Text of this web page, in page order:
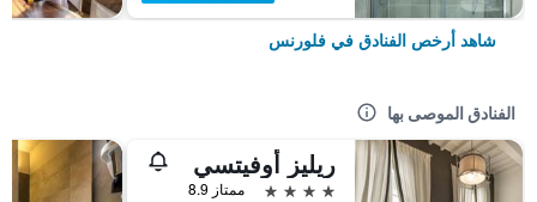
شاهد أرخص الفنادق في فلورنس
الفنادق الموصى بها
ريليز أوفيتسي
4 نجوم
ممتاز 8.9